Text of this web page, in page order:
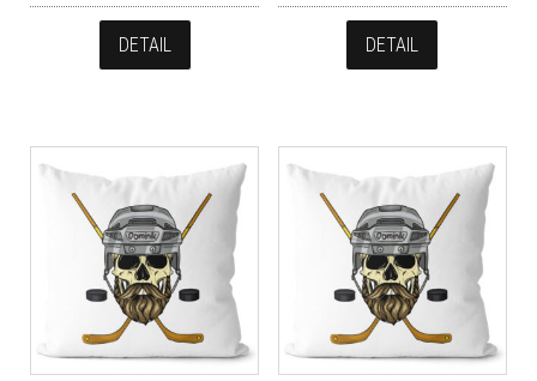
DETAIL DETAIL